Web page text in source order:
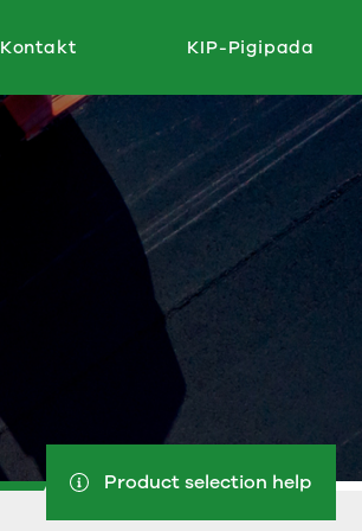
Kontakt KIP-Pigipada
Product selection help